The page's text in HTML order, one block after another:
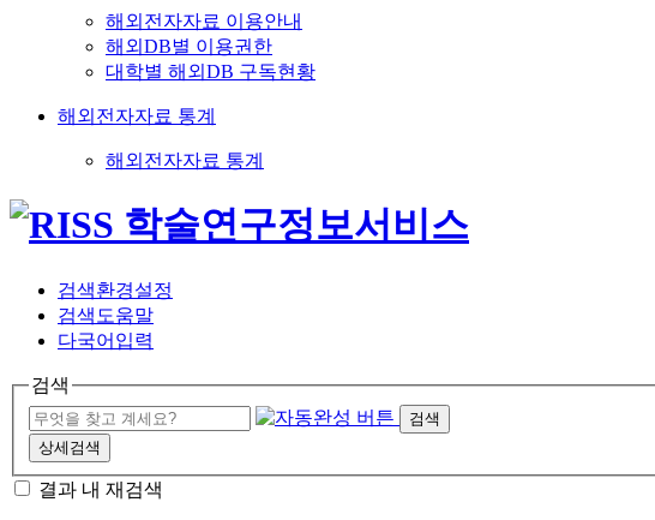
해외전자자료 이용안내
해외DB별 이용권한
대학별 해외DB 구독현황
해외전자자료 통계
해외전자자료 통계
검색환경설정
검색도움말
다국어입력
검색
검색
상세검색
결과 내 재검색